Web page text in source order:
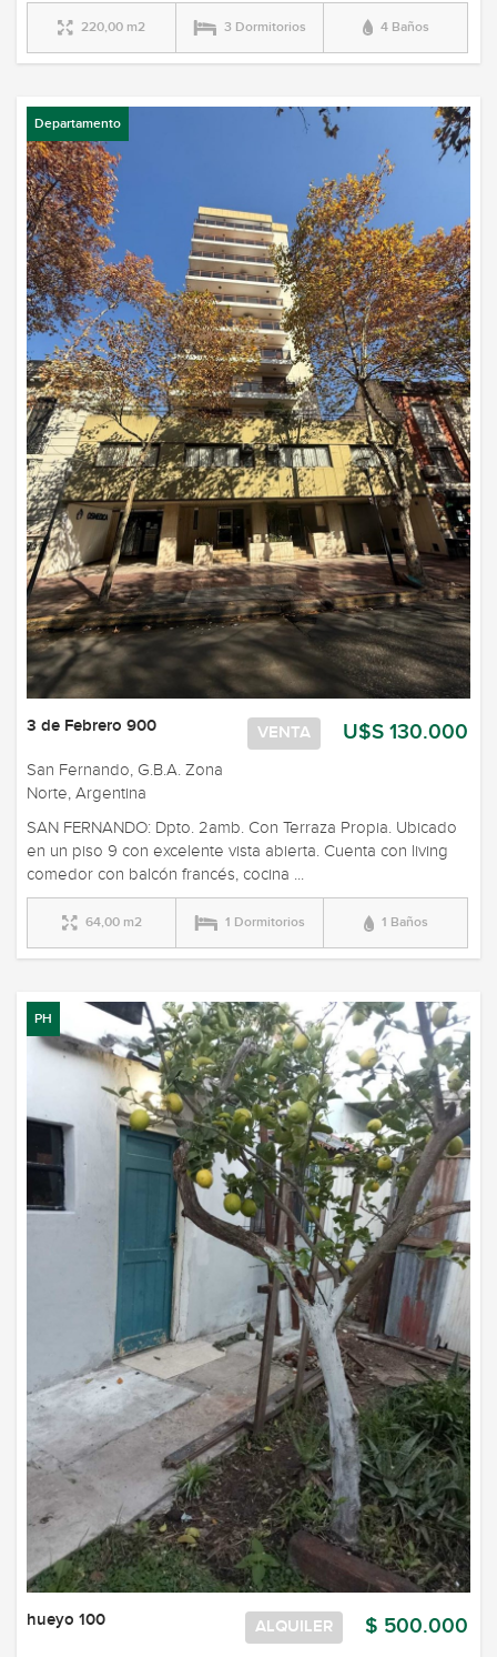
220,00 m2 3 Dormitorios 4 Baños
Departamento
U$S 130.000
VENTA
3 de Febrero 900
San Fernando, G.B.A. Zona
Norte, Argentina
SAN FERNANDO: Dpto. 2amb. Con Terraza Propia. Ubicado
en un piso 9 con excelente vista abierta. Cuenta con living
comedor con balcón francés, cocina ...
64,00 m2 1 Dormitorios 1 Baños
PH
$ 500.000
ALQUILER
hueyo 100